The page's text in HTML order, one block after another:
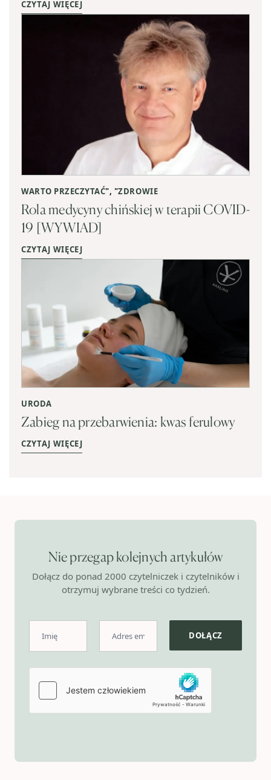
CZYTAJ WIĘCEJ
WARTO PRZECZYTAĆ", "ZDROWIE
Rola medycyny chińskiej w terapii COVID-
19 [WYWIAD]
CZYTAJ WIĘCEJ
URODA
Zabieg na przebarwienia: kwas ferulowy
CZYTAJ WIĘCEJ
Nie przegap kolejnych artykułów
Dołącz do ponad 2000 czytelniczek i czytelników i
otrzymuj wybrane treści co tydzień.